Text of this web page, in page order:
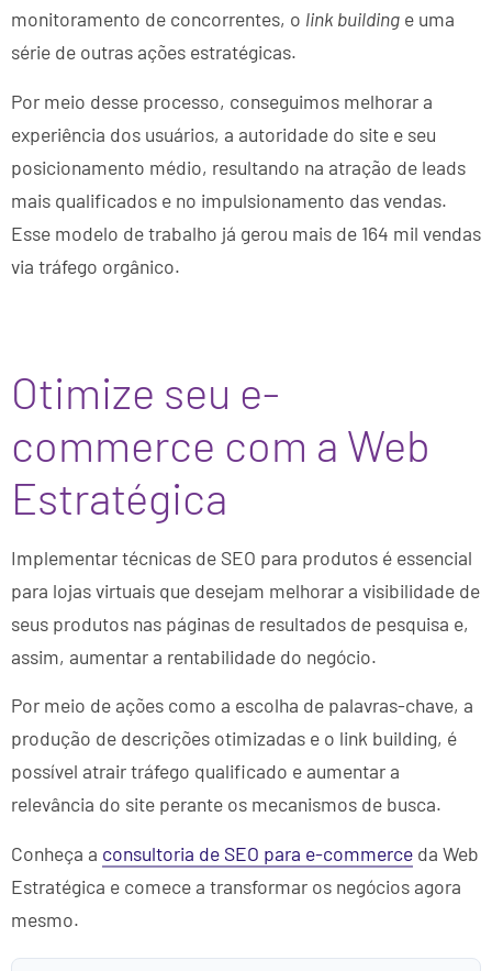
monitoramento de concorrentes, o link building e uma
série de outras ações estratégicas.
Por meio desse processo, conseguimos melhorar a
experiência dos usuários, a autoridade do site e seu
posicionamento médio, resultando na atração de leads
mais qualificados e no impulsionamento das vendas.
Esse modelo de trabalho já gerou mais de 164 mil vendas
via tráfego orgânico.
Otimize seu e-
commerce com a Web
Estratégica
Implementar técnicas de SEO para produtos é essencial
para lojas virtuais que desejam melhorar a visibilidade de
seus produtos nas páginas de resultados de pesquisa e,
assim, aumentar a rentabilidade do negócio.
Por meio de ações como a escolha de palavras-chave, a
produção de descrições otimizadas e o link building, é
possível atrair tráfego qualificado e aumentar a
relevância do site perante os mecanismos de busca.
Conheça a consultoria de SEO para e-commerce da Web
Estratégica e comece a transformar os negócios agora
mesmo.